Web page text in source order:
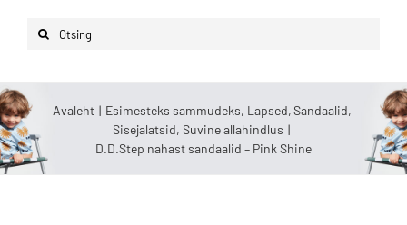
Search
Lapsed
Mehed
Lisad
Avaleht Esimesteks sammudeks Lapsed Sandaalid
Sisejalatsid Suvine allahindlus
D.D.Step nahast sandaalid – Pink Shine